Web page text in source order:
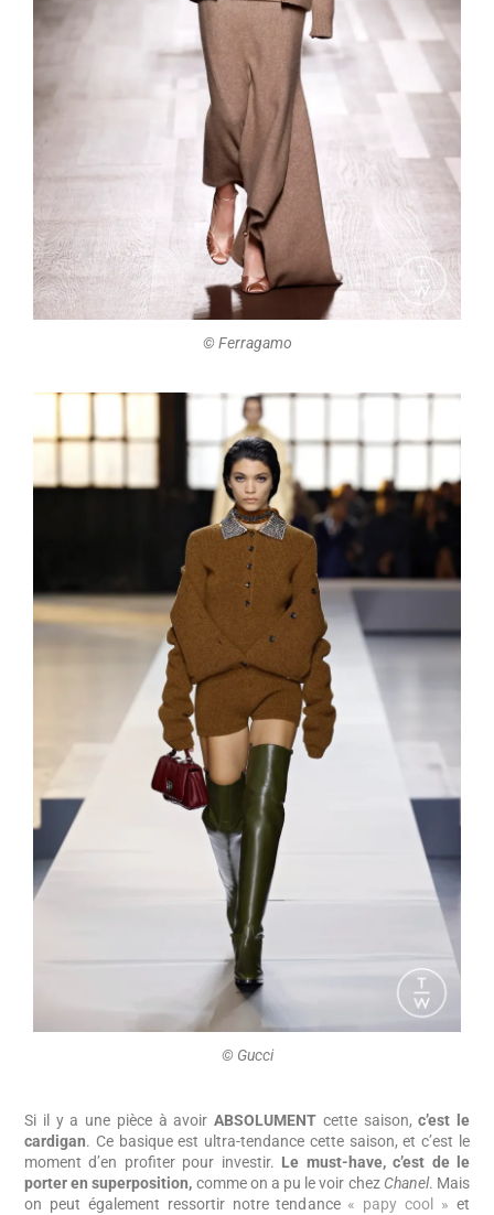
©️ Ferragamo
©️ Gucci
Si il y a une pièce à avoir ABSOLUMENT cette saison,c’est le
cardigan. Ce basique est ultra-tendance cette saison, et c’est le
moment d’en profiter pour investir. Le must-have, c’est de le
porter en superposition, comme on a pu le voir chezChanel. Mais
on peut également ressortir notre tendance « papy cool » et